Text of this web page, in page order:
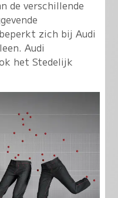
de verschillende
zich bij Audi
Audi
het Stedelijk